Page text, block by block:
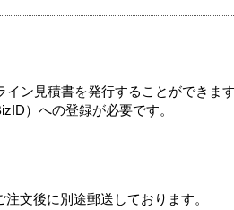
ン見積書を発行することができます
）への登録が必要です。
文後に別途郵送しております。